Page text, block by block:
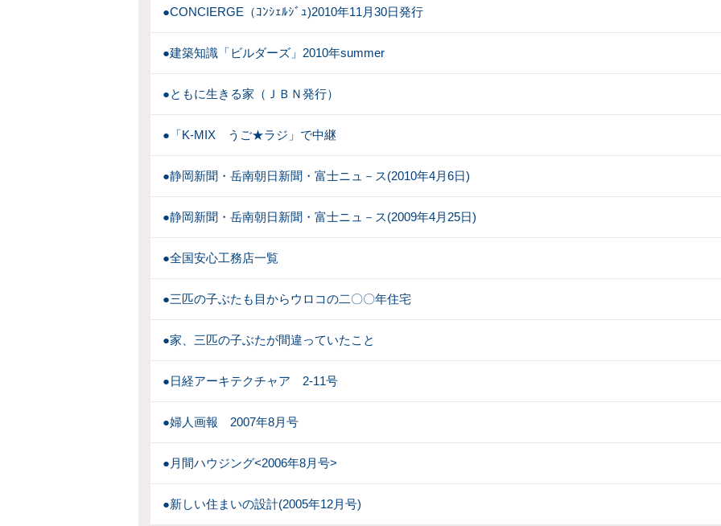
●CONCIERGE（ｺﾝｼｪﾙｼﾞｭ)2010年11月30日発行
●建築知識「ビルダーズ」2010年summer
●ともに生きる家（ＪＢＮ発行）
●「K-MIX うご★ラジ」で中継
●静岡新聞・岳南朝日新聞・富士ニュ－ス(2010年4月6日)
●静岡新聞・岳南朝日新聞・富士ニュ－ス(2009年4月25日)
●全国安心工務店一覧
●三匹の子ぶたも目からウロコの二〇〇年住宅
●家、三匹の子ぶたが間違っていたこと
●日経アーキテクチャア 2-11号
●婦人画報 2007年8月号
●月間ハウジング<2006年8月号>
●新しい住まいの設計(2005年12月号)